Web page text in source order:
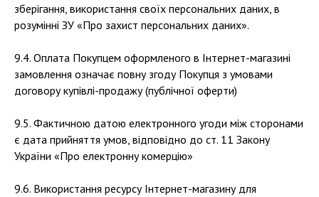
зберігання, використання своїх персональних даних, в
розумінні ЗУ «Про захист персональних даних».
9.4. Оплата Покупцем оформленого в Інтернет-магазині
замовлення означає повну згоду Покупця з умовами
договору купівлі-продажу (публічної оферти)
9.5. Фактичною датою електронного угоди між сторонами
є дата прийняття умов, відповідно до ст. 11 Закону
України «Про електронну комерцію»
9.6. Використання ресурсу Інтернет-магазину для